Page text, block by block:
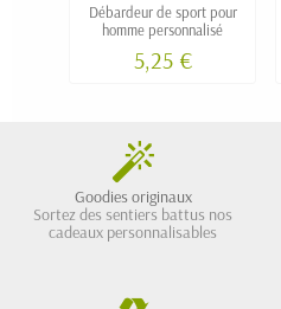
Débardeur de sport pour
homme personnalisé
5,25 €
Goodies originaux
Sortez des sentiers battus nos
cadeaux personnalisables